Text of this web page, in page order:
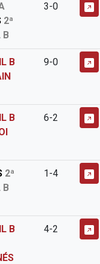
2ª
B
3-0
B
9-0
B
6-2
2ª
B
1-4
B
4-2